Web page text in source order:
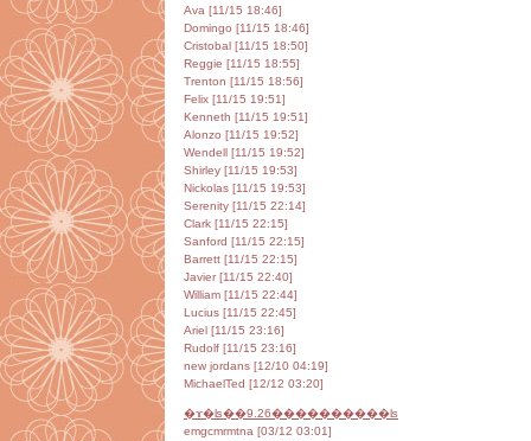
Ava [11/15 18:46]
Domingo [11/15 18:46]
Cristobal [11/15 18:50]
Reggie [11/15 18:55]
Trenton [11/15 18:56]
Felix [11/15 19:51]
Kenneth [11/15 19:51]
Alonzo [11/15 19:52]
Wendell [11/15 19:52]
Shirley [11/15 19:53]
Nickolas [11/15 19:53]
Serenity [11/15 22:14]
Clark [11/15 22:15]
Sanford [11/15 22:15]
Barrett [11/15 22:15]
Javier [11/15 22:40]
William [11/15 22:44]
Lucius [11/15 22:45]
Ariel [11/15 23:16]
Rudolf [11/15 23:16]
new jordans [12/10 04:19]
MichaelTed [12/12 03:20]
�ɤ�ʪ��9.26����������ʪ
emgcmrmtna [03/12 03:01]